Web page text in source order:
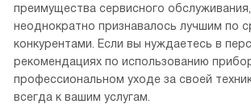
преимущества сервисного
неоднократно признавалось лучшим по
конкурентами. Если вы нуждаетесь в
рекомендациях по использованию
профессиональном уходе за своей
всегда к вашим услугам.